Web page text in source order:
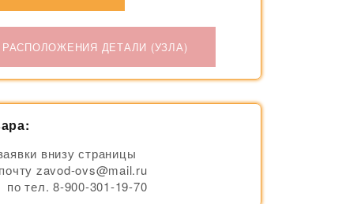
ДЕТАЛИ (УЗЛА)
внизу страницы
zavod-ovs@mail.ru
тел. 8-900-301-19-70